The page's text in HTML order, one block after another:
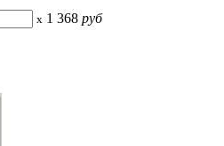
x 1 368 руб